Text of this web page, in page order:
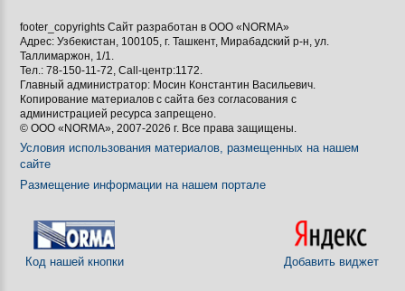


[BBCODE]
footer_copyrights Сайт разработан в ООО «NORMA»
Адрес: Узбекистан, 100105, г. Ташкент, Мирабадский р-н, ул.
Таллимаржон, 1/1.
Тел.: 78-150-11-72, Call-центр:1172.
Главный администратор: Мосин Константин Васильевич.
Копирование материалов с сайта без согласования с
администрацией ресурса запрещено.
© ООО «NORMA», 2007-2026 г. Все права защищены.
Условия использования материалов, размещенных на нашем
сайте
Размещение информации на нашем портале
Код нашей кнопки Добавить виджет